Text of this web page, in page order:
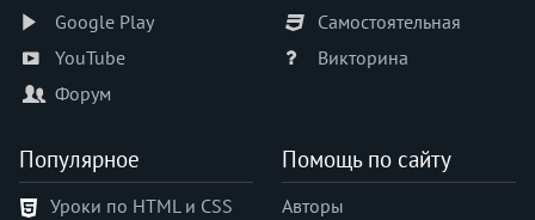
Google Play
YouTube
Форум
Самостоятельная
Викторина
Популярное
Уроки по HTML и CSS
Помощь по сайту
Авторы